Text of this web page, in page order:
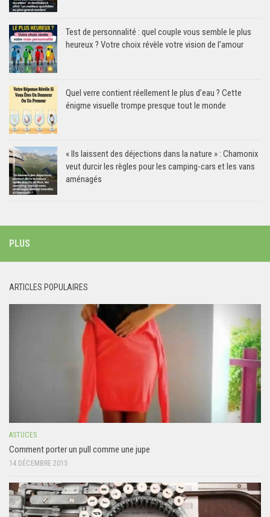
Test de personnalité : quel couple vous semble le plus
heureux ? Votre choix révèle votre vision de l’amour
Quel verre contient réellement le plus d’eau ? Cette
énigme visuelle trompe presque tout le monde
« Ils laissent des déjections dans la nature » : Chamonix
veut durcir les règles pour les camping-cars et les vans
aménagés
PLUS
ARTICLES POPULAIRES
ASTUCES
Comment porter un pull comme une jupe
14 DÉCEMBRE 2015